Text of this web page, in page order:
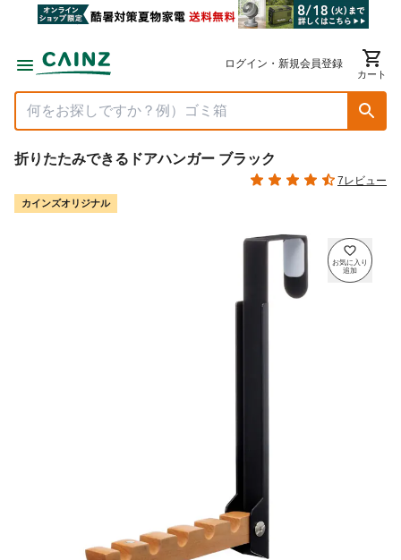
ログイン・新規会員登録
カート
折りたたみできるドアハンガー ブラック
7レビュー
カインズオリジナル